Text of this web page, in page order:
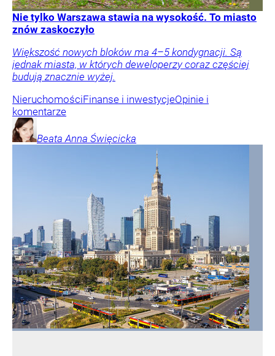
Nie tylko Warszawa stawia na wysokość. To miasto
znów zaskoczyło
Większość nowych bloków ma 4–5 kondygnacji. Są
jednak miasta, w których deweloperzy coraz częściej
budują znacznie wyżej.
NieruchomościFinanse i inwestycjeOpinie i
komentarze
Beata Anna Święcicka